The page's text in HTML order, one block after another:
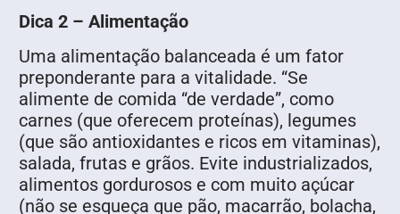
Dica 2 – Alimentação
Uma alimentação balanceada é um fator
preponderante para a vitalidade. “Se
alimente de comida “de verdade”, como
carnes (que oferecem proteínas), legumes
(que são antioxidantes e ricos em vitaminas),
salada, frutas e grãos. Evite industrializados,
alimentos gordurosos e com muito açúcar
(não se esqueça que pão, macarrão, bolacha,